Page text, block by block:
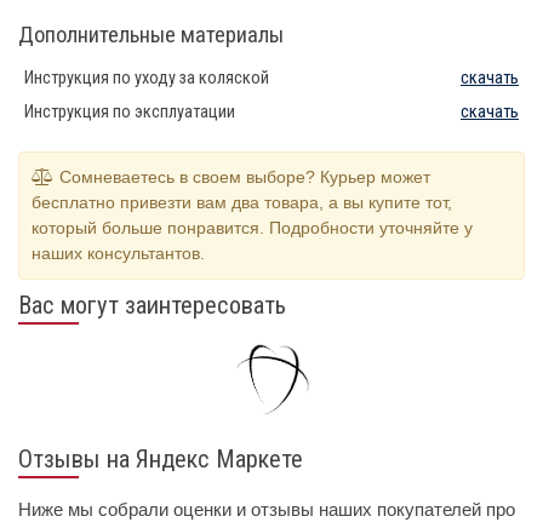
Дополнительные материалы
Инструкция по уходу за коляской
скачать
Инструкция по эксплуатации
скачать
Сомневаетесь в своем выборе? Курьер может
бесплатно привезти вам два товара, а вы купите тот,
который больше понравится. Подробности уточняйте у
наших консультантов.
Вас могут заинтересовать
Отзывы на Яндекс Маркете
Ниже мы собрали оценки и отзывы наших покупателей про